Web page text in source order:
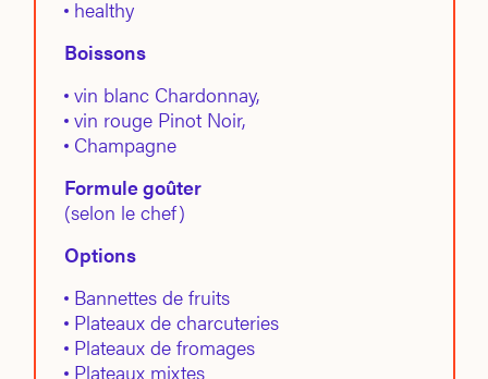
healthy
Boissons
vin blanc Chardonnay,
vin rouge Pinot Noir,
Champagne
Formule goûter
(selon le chef)
Options
Bannettes de fruits
Plateaux de charcuteries
Plateaux de fromages
Plateaux mixtes